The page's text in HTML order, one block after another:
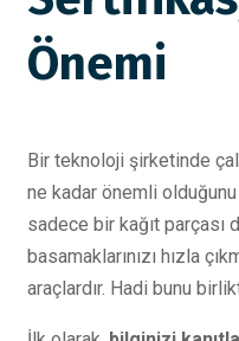
Önemi
Bir teknoloji şirketinde
ne kadar önemli
sadece bir kağıt parçası
basamaklarınızı hızla
araçlardır. Hadi bunu